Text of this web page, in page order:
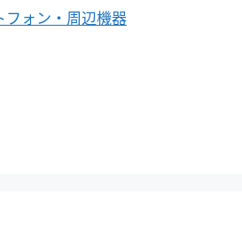
フォン・周辺機器